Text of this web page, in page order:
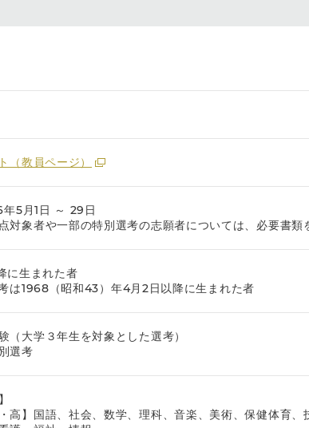
（教員ページ）
5月1日 ～ 29日
対象者や一部の特別選考の志願者については、必要書類
に生まれた者
は1968（昭和43）年4月2日以降に生まれた者
（大学３年生を対象とした選考）
選考
・高】国語、社会、数学、理科、音楽、美術、保健体育